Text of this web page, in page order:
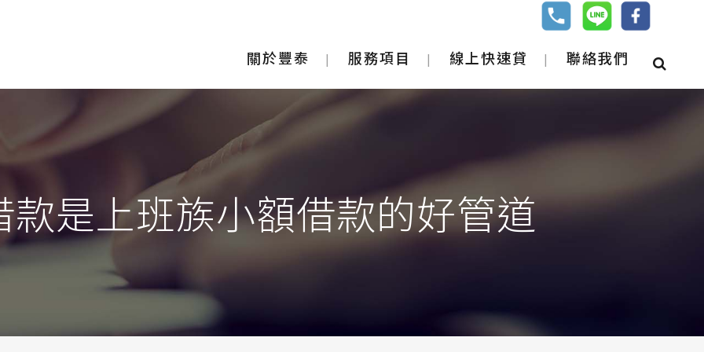
關於豐泰 服務項目 線上快速貸 聯絡我們
款是上班族小額借款的好管道